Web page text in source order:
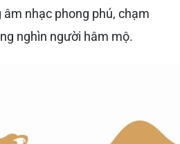
nhạc phong phú, chạm
nghìn người hâm mộ.